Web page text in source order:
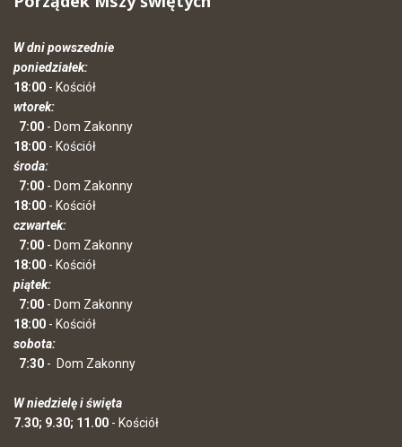
W dni powszednie
poniedziałek:
18:00 - Kościół
wtorek:
7:00 - Dom Zakonny
18:00 - Kościół
środa:
7:00 - Dom Zakonny
18:00 - Kościół
czwartek:
7:00 - Dom Zakonny
18:00 - Kościół
piątek:
7:00 - Dom Zakonny
18:00 - Kościół
sobota:
7:30 - Dom Zakonny
W niedzielę i święta
7.30; 9.30; 11.00 - Kościół